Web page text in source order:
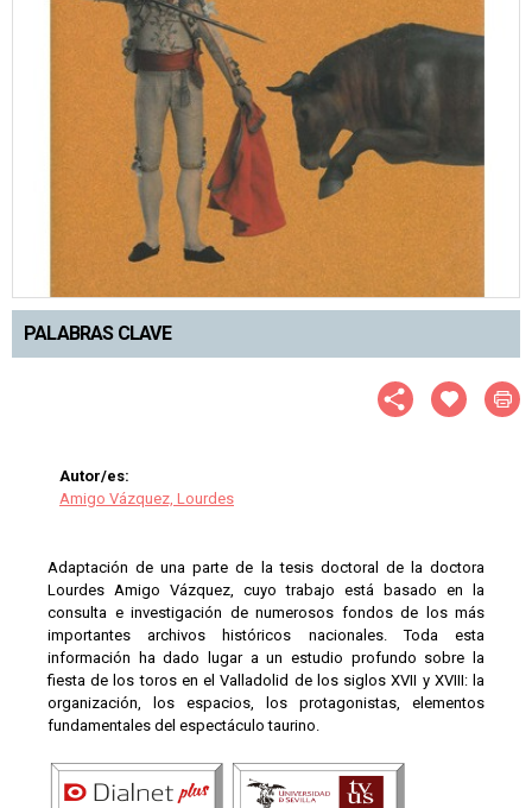
PALABRAS CLAVE
Autor/es:
Amigo Vázquez, Lourdes
Adaptación de una parte de la tesis doctoral de la doctora
Lourdes Amigo Vázquez, cuyo trabajo está basado en la
consulta e investigación de numerosos fondos de los más
importantes archivos históricos nacionales. Toda esta
información ha dado lugar a un estudio profundo sobre la
fiesta de los toros en el Valladolid de los siglos XVII y XVIII: la
organización, los espacios, los protagonistas, elementos
fundamentales del espectáculo taurino.